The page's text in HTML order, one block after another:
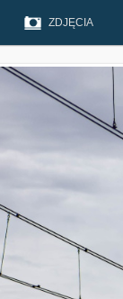
ZDJĘCIA